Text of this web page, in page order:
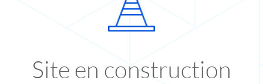
Site en construction